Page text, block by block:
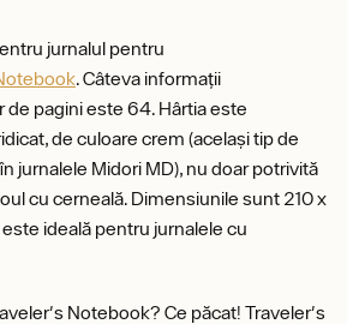
jurnalul pentru
. Câteva informații
pagini este 64. Hârtia este
de culoare crem (același tip de
jurnalele Midori MD), nu doar potrivită
cu cerneală. Dimensiunile sunt 210 x
ideală pentru jurnalele cu
Notebook? Ce păcat! Traveler's